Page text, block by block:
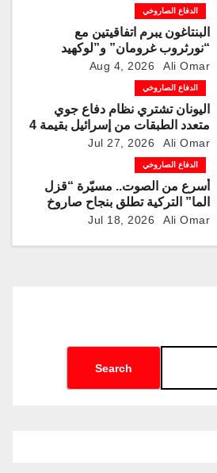
الدفاع الصاروخي
البنتاغون يبرم اتفاقيتين مع
“نورثروب غرومان” و”لوكهيد
مارتن” لمضاعفة إنتاج صواريخ
“باتريوت” و”ثاد” الاعتراضية
Aug 4, 2026 Ali Omar
الدفاع الصاروخي
اليونان تشتري نظام دفاع جوي
متعدد الطبقات من إسرائيل بقيمة 4
مليارات دولارJul 27, 2026 Ali Omar
الدفاع الصاروخي
أسرع من الصوت.. مسيّرة “قزل
الما” التركية تطلق بنجاح صاروخ
“روكيتسان JET-230”Jul 18, 2026 Ali Omar
Search